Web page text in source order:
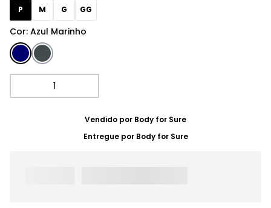
Cor: Azul Marinho
P M G GG
Vendido por Body for Sure
Entregue por Body for Sure